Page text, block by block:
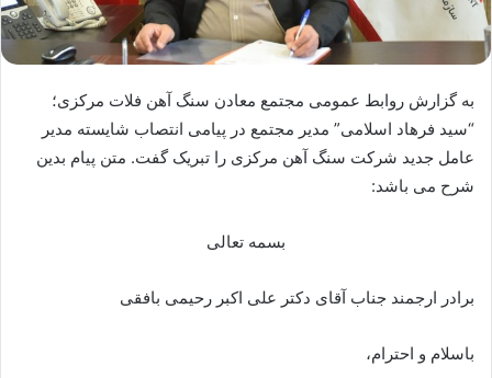
به گزارش روابط عمومی مجتمع معادن سنگ آهن فلات مرکزی؛
“سید فرهاد اسلامی” مدیر مجتمع در پیامی انتصاب شایسته مدیر
عامل جدید شرکت سنگ آهن مرکزی را تبریک گفت. متن پیام بدین
شرح می باشد:
بسمه تعالی
برادر ارجمند جناب آقای دکتر علی اکبر رحیمی بافقی
باسلام و احترام،